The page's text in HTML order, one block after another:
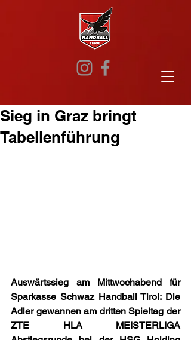
Sieg in Graz bringt
Tabellenführung
Auswärtssieg am Mittwochabend für
Sparkasse Schwaz Handball Tirol: Die
Adler gewannen am dritten Spieltag der
ZTE HLA MEISTERLIGA